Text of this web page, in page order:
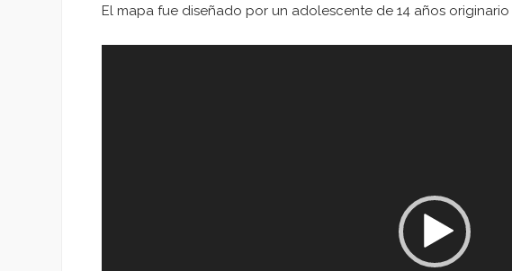
El mapa fue diseñado por un adolescente de 14 años